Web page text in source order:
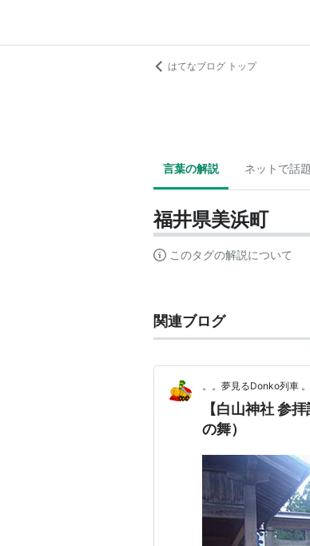
はてなブログ トップ
言葉の解説 ネットで話題
福井県美浜町
このタグの解説について
関連ブログ
。。夢見るDonko列車 。
【白山神社 参拝記】～
の舞）